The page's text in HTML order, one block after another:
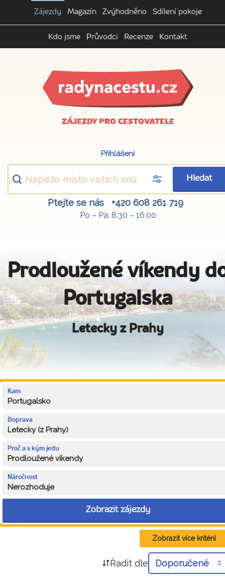
Zájezdy Magazín Zvýhodněno Sdílení pokoje
Kdo jsme Průvodci Recenze Kontakt
ZÁJEZDY PRO CESTOVATELE
Přihlášení
Hledat
Ptejte se nás +420 608 261 719
Po – Pá: 8:30 – 16:00
Prodloužené víkendy
Portugalska
Letecky z Prahy
Kam
Portugalsko
Doprava
Letecky (z Prahy)
Proč a s kým jedu
Prodloužené víkendy
Náročnost
Nerozhoduje
Zobrazit zájezdy
Zobrazit více kritérií
Řadit dle Doporučené